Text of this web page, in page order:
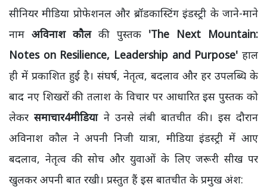
सीनियर मीडिया प्रोफेशनल और ब्रॉडकास्टिंग इंडस्ट्री के जाने-माने
नाम अविनाश कौलकी पुस्तक 'The Next Mountain:
Notes on Resilience, Leadership and Purpose' हाल
ही में प्रकाशित हुई है। संघर्ष, नेतृत्व, बदलाव और हर उपलब्धि के
बाद नए शिखरों की तलाश के विचार पर आधारित इस पुस्तक को
लेकरसमाचार4मीडियाने उनसे लंबी बातचीत की। इस दौरान
अविनाश कौल ने अपनी निजी यात्रा, मीडिया इंडस्ट्री में आए
बदलाव, नेतृत्व की सोच और युवाओं के लिए जरूरी सीख पर
खुलकर अपनी बात रखी। प्रस्तुत हैं इस बातचीत के प्रमुख अंश: